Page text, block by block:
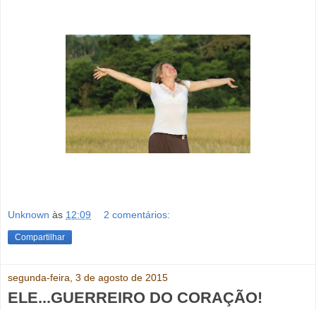
Unknown às 12:09 2 comentários:
Compartilhar
segunda-feira, 3 de agosto de 2015
ELE...GUERREIRO DO CORAÇÃO!